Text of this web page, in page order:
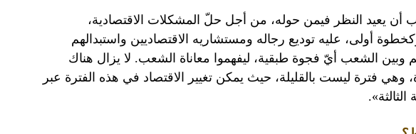
أن يعيد النظر فيمن حوله، من أجل حلّ المشكلات الاقتصادية،
أولى، عليه توديع رجاله ومستشاريه الاقتصاديين واستبدالهم
الشعب أيّ فجوة طبقية، ليفهموا معاناة الشعب. لا يزال هناك
وهي فترة ليست بالقليلة، حيث يمكن تغيير الاقتصاد في هذه الفترة عبر